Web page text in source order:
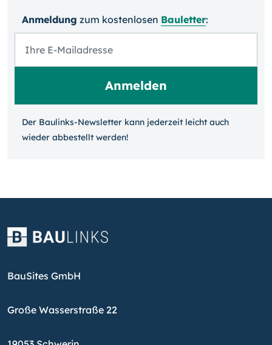
Anmeldung zum kosten­losen Bauletter:
Der Baulinks-Newsletter kann jeder­zeit leicht auch
wieder ab­bestellt werden!
BauSites GmbH
Große Wasserstraße 22